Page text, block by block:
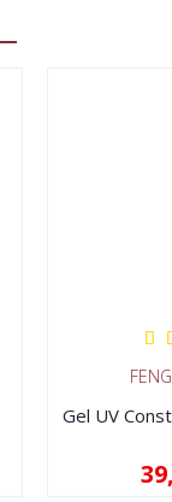
Gel UV